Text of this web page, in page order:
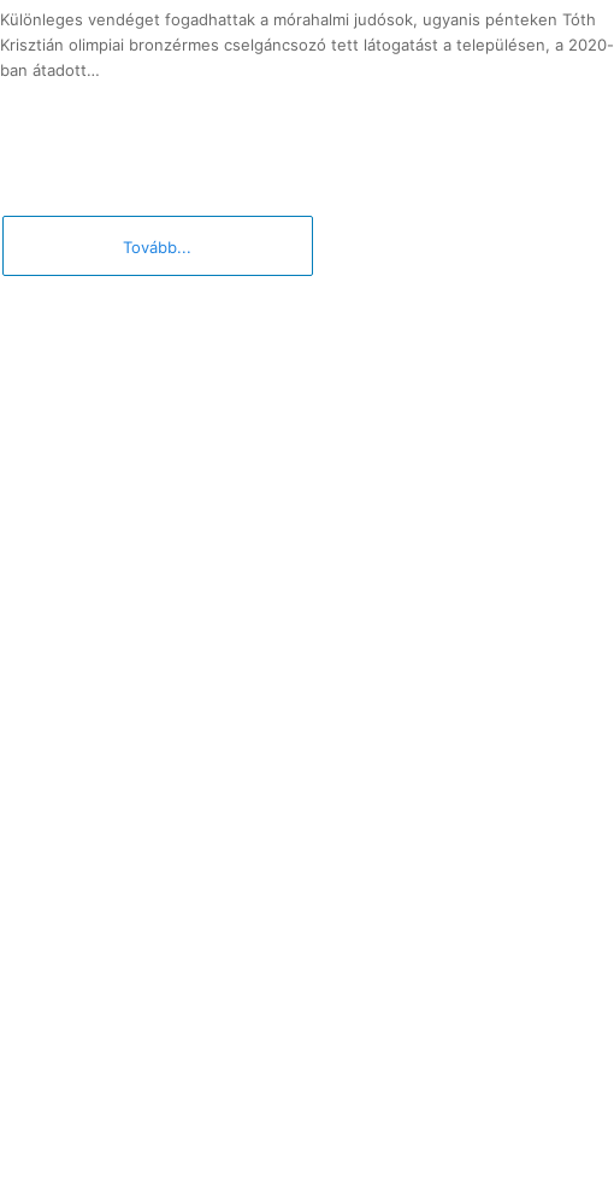
Különleges vendéget fogadhattak a mórahalmi judósok, ugyanis pénteken Tóth
Krisztián olimpiai bronzérmes cselgáncsozó tett látogatást a településen, a 2020-
ban átadott…
Tovább...